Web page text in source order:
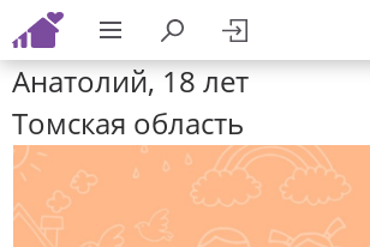
Анатолий, 18 лет
Томская область